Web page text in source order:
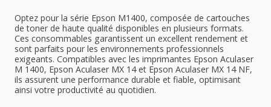
Optez pour la série Epson M1400, composée de cartouches
de toner de haute qualité disponibles en plusieurs formats.
Ces consommables garantissent un excellent rendement et
sont parfaits pour les environnements professionnels
exigeants. Compatibles avec les imprimantes Epson Aculaser
M 1400, Epson Aculaser MX 14 et Epson Aculaser MX 14 NF,
ils assurent une performance durable et fiable, optimisant
ainsi votre productivité au quotidien.